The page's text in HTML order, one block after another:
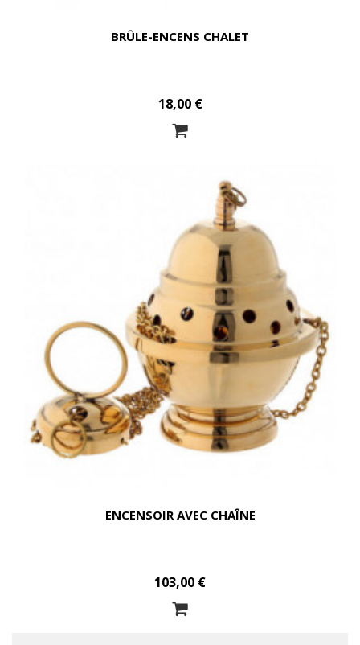
BRÛLE-ENCENS CHALET
18,00 €
ENCENSOIR AVEC CHAÎNE
103,00 €